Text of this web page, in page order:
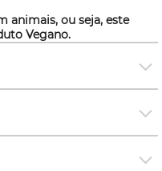
animais, ou seja, este
Vegano.